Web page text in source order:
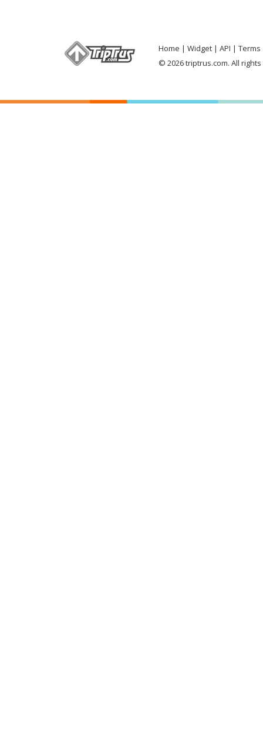
Home Widget API
Terms
© 2026 triptrus.com. All